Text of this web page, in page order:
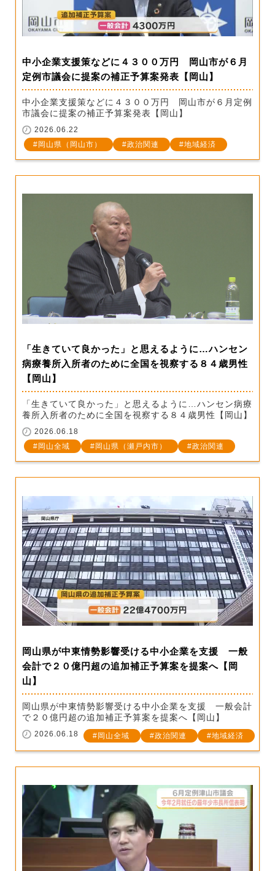
中小企業支援策などに４３００万円 岡山市が６月
定例市議会に提案の補正予算案発表【岡山】
中小企業支援策などに４３００万円 岡山市が６月定例
市議会に提案の補正予算案発表【岡山】
2026.06.22
岡山県（岡山市）
政治関連 地域経済
「生きていて良かった」と思えるように…ハンセン
病療養所入所者のために全国を視察する８４歳男性
【岡山】
「生きていて良かった」と思えるように…ハンセン病療
養所入所者のために全国を視察する８４歳男性【岡山】
2026.06.18
岡山全域
岡山県（瀬戸内市） 政治関連
岡山県が中東情勢影響受ける中小企業を支援 一般
会計で２０億円超の追加補正予算案を提案へ【岡
山】
岡山県が中東情勢影響受ける中小企業を支援 一般会計
で２０億円超の追加補正予算案を提案へ【岡山】
2026.06.18 岡山全域 政治関連 地域経済